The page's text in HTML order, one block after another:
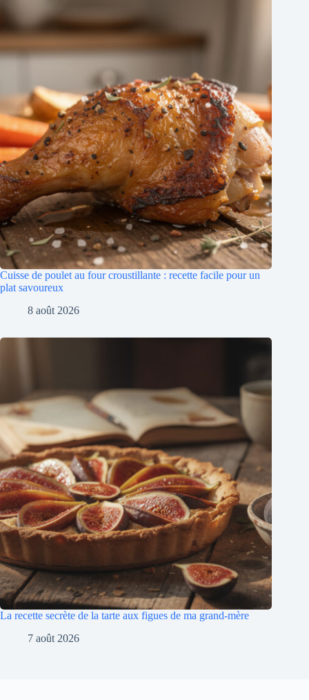
Cuisse de poulet au four croustillante : recette facile pour un
plat savoureux
8 août 2026
La recette secrète de la tarte aux figues de ma grand-mère
7 août 2026